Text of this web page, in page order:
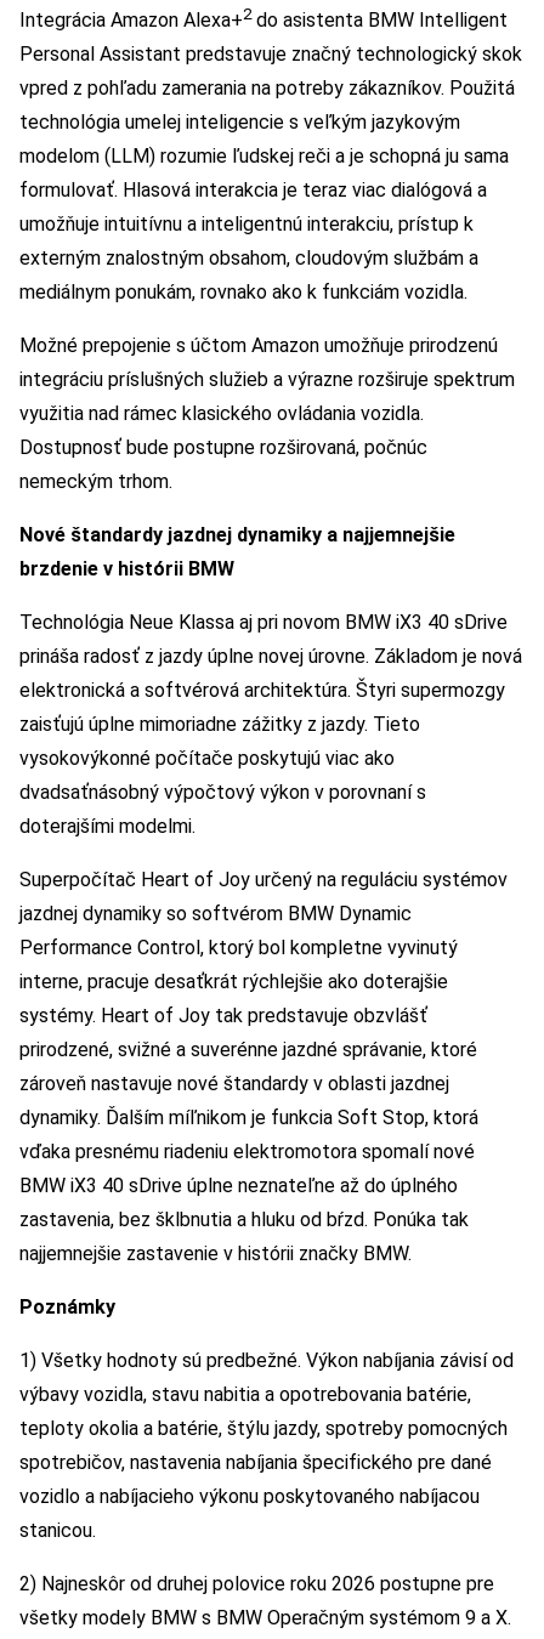
Integrácia Amazon Alexa+2do asistenta BMW Intelligent
Personal Assistant predstavuje značný technologický skok
vpred z pohľadu zamerania na potreby zákazníkov. Použitá
technológia umelej inteligencie s veľkým jazykovým
modelom (LLM) rozumie ľudskej reči a je schopná ju sama
formulovať. Hlasová interakcia je teraz viac dialógová a
umožňuje intuitívnu a inteligentnú interakciu, prístup k
externým znalostným obsahom, cloudovým službám a
mediálnym ponukám, rovnako ako k funkciám vozidla.
Možné prepojenie s účtom Amazon umožňuje prirodzenú
integráciu príslušných služieb a výrazne rozširuje spektrum
využitia nad rámec klasického ovládania vozidla.
Dostupnosť bude postupne rozširovaná, počnúc
nemeckým trhom.
Nové štandardy jazdnej dynamiky a najjemnejšie
brzdenie v histórii BMW
Technológia Neue Klassa aj pri novom BMW iX3 40 sDrive
prináša radosť z jazdy úplne novej úrovne. Základom je nová
elektronická a softvérová architektúra. Štyri supermozgy
zaisťujú úplne mimoriadne zážitky z jazdy. Tieto
vysokovýkonné počítače poskytujú viac ako
dvadsaťnásobný výpočtový výkon v porovnaní s
doterajšími modelmi.
Superpočítač Heart of Joy určený na reguláciu systémov
jazdnej dynamiky so softvérom BMW Dynamic
Performance Control, ktorý bol kompletne vyvinutý
interne, pracuje desaťkrát rýchlejšie ako doterajšie
systémy. Heart of Joy tak predstavuje obzvlášť
prirodzené, svižné a suverénne jazdné správanie, ktoré
zároveň nastavuje nové štandardy v oblasti jazdnej
dynamiky. Ďalším míľnikom je funkcia Soft Stop, ktorá
vďaka presnému riadeniu elektromotora spomalí nové
BMW iX3 40 sDrive úplne neznateľne až do úplného
zastavenia, bez šklbnutia a hluku od bŕzd. Ponúka tak
najjemnejšie zastavenie v histórii značky BMW.
Poznámky
1) Všetky hodnoty sú predbežné. Výkon nabíjania závisí od
výbavy vozidla, stavu nabitia a opotrebovania batérie,
teploty okolia a batérie, štýlu jazdy, spotreby pomocných
spotrebičov, nastavenia nabíjania špecifického pre dané
vozidlo a nabíjacieho výkonu poskytovaného nabíjacou
stanicou.
2) Najneskôr od druhej polovice roku 2026 postupne pre
všetky modely BMW s BMW Operačným systémom 9 a X.